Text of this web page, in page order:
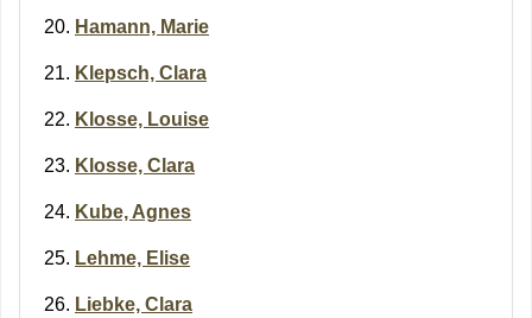
Hamann, Marie
Klepsch, Clara
Klosse, Louise
Klosse, Clara
Kube, Agnes
Lehme, Elise
Liebke, Clara